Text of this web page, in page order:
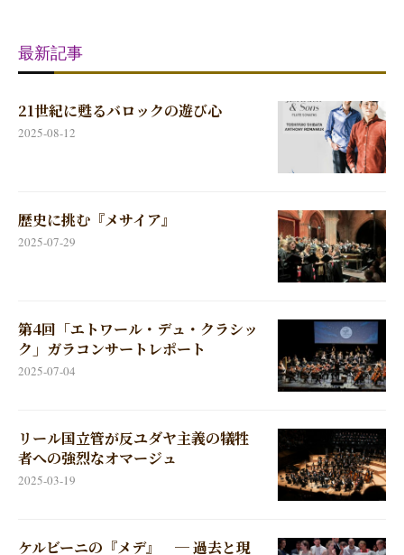
最新記事
21世紀に甦るバロックの遊び心
2025-08-12
歴史に挑む『メサイア』
2025-07-29
第4回「エトワール・デュ・クラシッ
ク」ガラコンサートレポート
2025-07-04
リール国立管が反ユダヤ主義の犠牲
者への強烈なオマージュ
2025-03-19
ケルビーニの『メデ』 ─ 過去と現